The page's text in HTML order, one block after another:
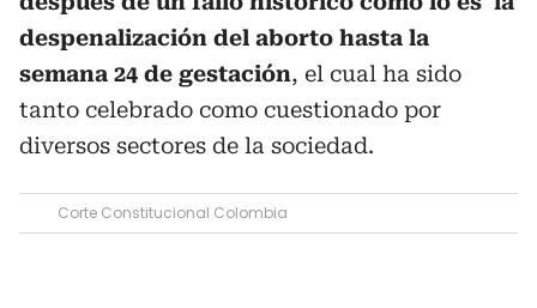
despenalización del aborto hasta la
semana 24 de gestación, el cual ha sido
tanto celebrado como cuestionado por
diversos sectores de la sociedad.
Corte Constitucional Colombia